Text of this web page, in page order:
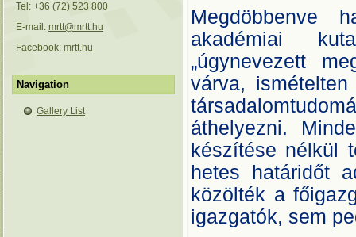
Tel: +36 (72) 523 800
E-mail: mrtt@mrtt.hu
Facebook: mrtt.hu
Navigation
Gallery List
Megdöbbenve
akadémiai
„úgynevezett
várva,
áthelyezni.
készítése nélkül
hetes határidőt
közölték a
igazgatók, sem